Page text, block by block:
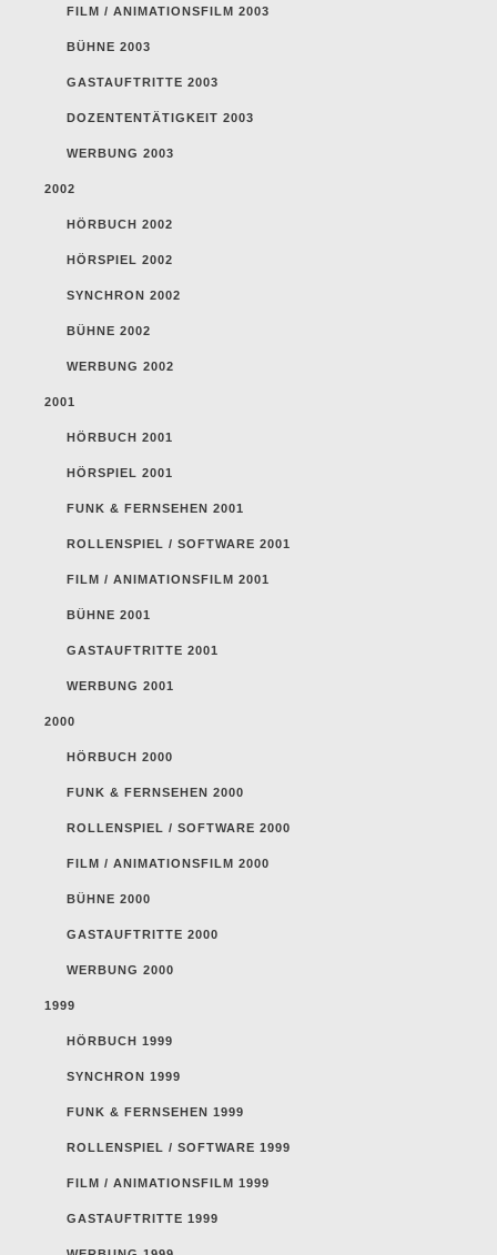
FILM / ANIMATIONSFILM 2003
BÜHNE 2003
GASTAUFTRITTE 2003
DOZENTENTÄTIGKEIT 2003
WERBUNG 2003
2002
HÖRBUCH 2002
HÖRSPIEL 2002
SYNCHRON 2002
BÜHNE 2002
WERBUNG 2002
2001
HÖRBUCH 2001
HÖRSPIEL 2001
FUNK & FERNSEHEN 2001
ROLLENSPIEL / SOFTWARE 2001
FILM / ANIMATIONSFILM 2001
BÜHNE 2001
GASTAUFTRITTE 2001
WERBUNG 2001
2000
HÖRBUCH 2000
FUNK & FERNSEHEN 2000
ROLLENSPIEL / SOFTWARE 2000
FILM / ANIMATIONSFILM 2000
BÜHNE 2000
GASTAUFTRITTE 2000
WERBUNG 2000
1999
HÖRBUCH 1999
SYNCHRON 1999
FUNK & FERNSEHEN 1999
ROLLENSPIEL / SOFTWARE 1999
FILM / ANIMATIONSFILM 1999
GASTAUFTRITTE 1999